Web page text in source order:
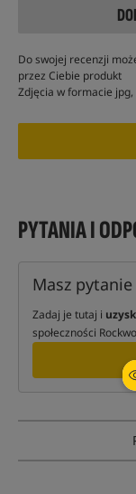
Do swojej recenzji
przez Ciebie produkt
Zdjęcia w formacie
PYTANIA I
Masz
Zadaj je tutaj i
społeczności